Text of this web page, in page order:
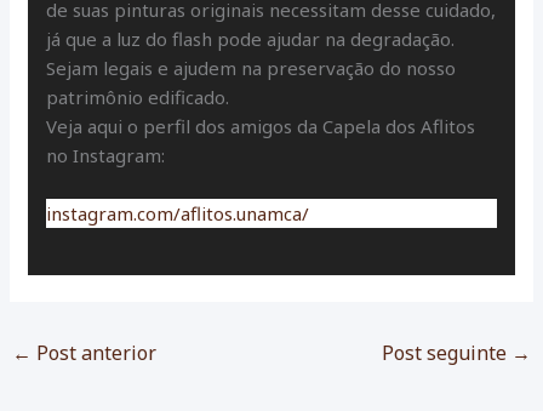
de suas pinturas originais necessitam desse cuidado,
já que a luz do flash pode ajudar na degradação.
Sejam legais e ajudem na preservação do nosso
patrimônio edificado.
Veja aqui o perfil dos amigos da Capela dos Aflitos
no Instagram:
instagram.com/aflitos.unamca/
← Post anterior Post seguinte →